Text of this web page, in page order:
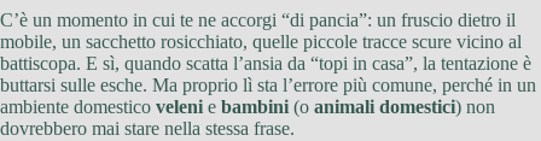
C’è un momento in cui te ne accorgi “di pancia”: un fruscio dietro il
mobile, un sacchetto rosicchiato, quelle piccole tracce scure vicino al
battiscopa. E sì, quando scatta l’ansia da “topi in casa”, la tentazione è
buttarsi sulle esche. Ma proprio lì sta l’errore più comune, perché in un
ambiente domestico veleni e bambini (o animali domestici) non
dovrebbero mai stare nella stessa frase.